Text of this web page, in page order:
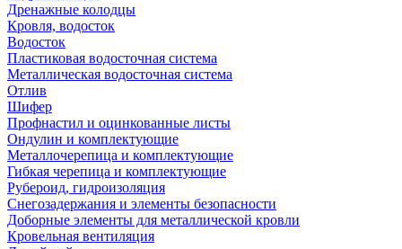
Дренажные колодцы
Кровля, водосток
Водосток
Пластиковая водосточная система
Металлическая водосточная система
Отлив
Шифер
Профнастил и оцинкованные листы
Ондулин и комплектующие
Металлочерепица и комплектующие
Гибкая черепица и комплектующие
Рубероид, гидроизоляция
Снегозадержания и элементы безопасности
Доборные элементы для металлической кровли
Кровельная вентиляция